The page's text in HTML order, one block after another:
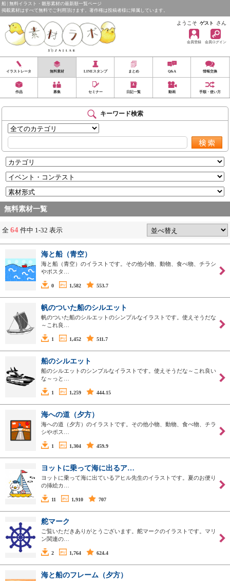
船 | 無料イラスト・雛形素材の最新順一覧ページ
掲載素材はすべて無料でご利用頂けます。著作権は投稿者様に帰属しています。
ようこそ ゲスト さん
会員登録 会員ログイン
イラストレータ 無料素材 LINEスタンプ まとめ Q&A 情報交換
作品 募集 セミナー 日記一覧 動画 手順・使い方
キーワード検索
無料素材一覧
全 64 件中 1-32 表示
海と船（青空）
海と船（青空）のイラストです。その他小物、動物、食べ物、チラシ
やポスタ…
0 1,582 553.7
帆のついた船のシルエット
帆のついた船のシルエットのシンプルなイラストです。使えそうだな
～これ良…
1 1,452 511.7
船のシルエット
船のシルエットのシンプルなイラストです。使えそうだな～これ良い
な～っと…
1 1,259 444.15
海への道（夕方）
海への道（夕方）のイラストです。その他小物、動物、食べ物、チラ
シやポス…
1 1,304 459.9
ヨットに乗って海に出るア…
ヨットに乗って海に出ているアヒル先生のイラストです。夏のお便り
の挿絵カ…
11 1,910 707
舵マーク
ご覧いただきありがとうございます。舵マークのイラストです。マリ
ン関連の…
2 1,764 624.4
海と船のフレーム（夕方）